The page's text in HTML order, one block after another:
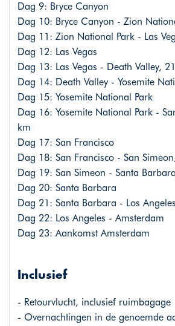
Dag 9: Bryce Canyon
Dag 10: Bryce Canyon - Zion
Dag 11: Zion National Park - Las
Dag 12: Las Vegas
Dag 13: Las Vegas - Death Valley,
Dag 14: Death Valley - Yosemite
Dag 15: Yosemite National Park
Dag 16: Yosemite National Park -
km
Dag 17: San Francisco
Dag 18: San Francisco - San
Dag 19: San Simeon - Santa
Dag 20: Santa Barbara
Dag 21: Santa Barbara - Los
Dag 22: Los Angeles - Amsterdam
Dag 23: Aankomst Amsterdam
Inclusief
- Retourvlucht, inclusief ruimbagage
- Overnachtingen in de genoemde